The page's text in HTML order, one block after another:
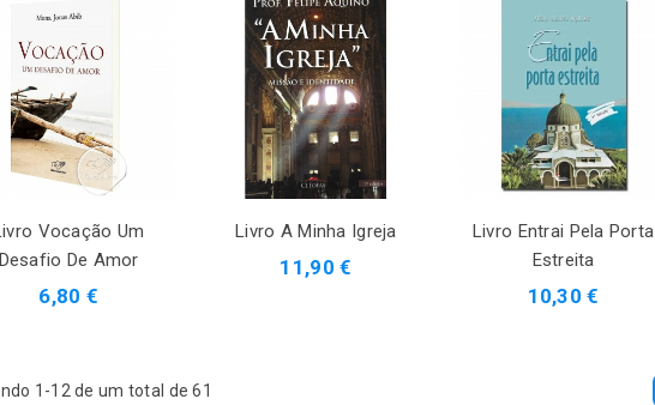
Vocação Um
Desafio De Amor
6,80 €
Livro A Minha Igreja
11,90 €
Livro Entrai Pela Porta
Estreita
10,30 €
1-12 de um total de 61